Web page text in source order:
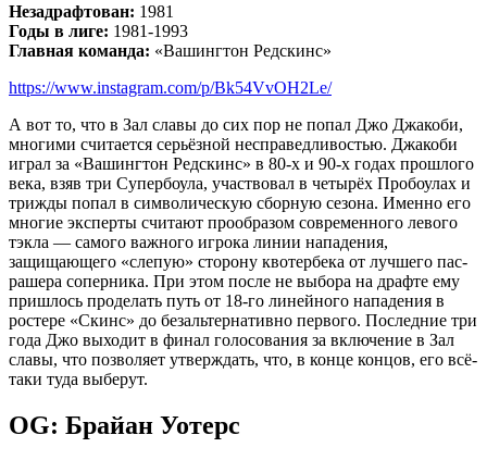
Незадрафтован: 1981
Годы в лиге: 1981-1993
Главная команда: «Вашингтон Редскинс»
https://www.instagram.com/p/Bk54VvOH2Le/
А вот то, что в Зал славы до сих пор не попал Джо Джакоби,
многими считается серьёзной несправедливостью. Джакоби
играл за «Вашингтон Редскинс» в 80-х и 90-х годах прошлого
века, взяв три Супербоула, участвовал в четырёх Пробоулах и
трижды попал в символическую сборную сезона. Именно его
многие эксперты считают прообразом современного левого
тэкла — самого важного игрока линии нападения,
защищающего «слепую» сторону квотербека от лучшего пас-
рашера соперника. При этом после не выбора на драфте ему
пришлось проделать путь от 18-го линейного нападения в
ростере «Скинс» до безальтернативно первого. Последние три
года Джо выходит в финал голосования за включение в Зал
славы, что позволяет утверждать, что, в конце концов, его всё-
таки туда выберут.
OG: Брайан Уотерс